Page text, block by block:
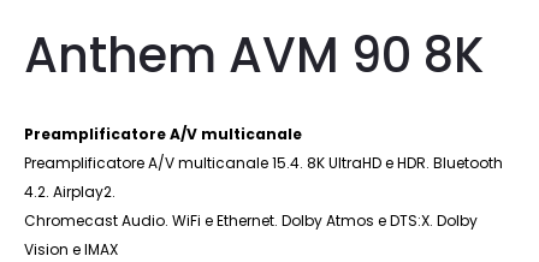
Anthem AVM 90 8K
Preamplificatore A/V multicanale
Preamplificatore A/V multicanale 15.4. 8K UltraHD e HDR. Bluetooth
4.2. Airplay2.
Chromecast Audio. WiFi e Ethernet. Dolby Atmos e DTS:X. Dolby
Vision e IMAX